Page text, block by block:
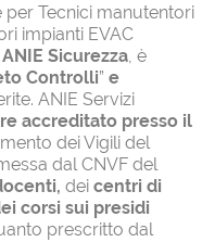
Tecnici manutentori
impianti EVAC
ANIE Sicurezza, è
Controlli” e
ANIE Servizi
accreditato presso il
dei Vigili del
dal CNVF del
dei centri di
corsi sui presidi
prescritto dal